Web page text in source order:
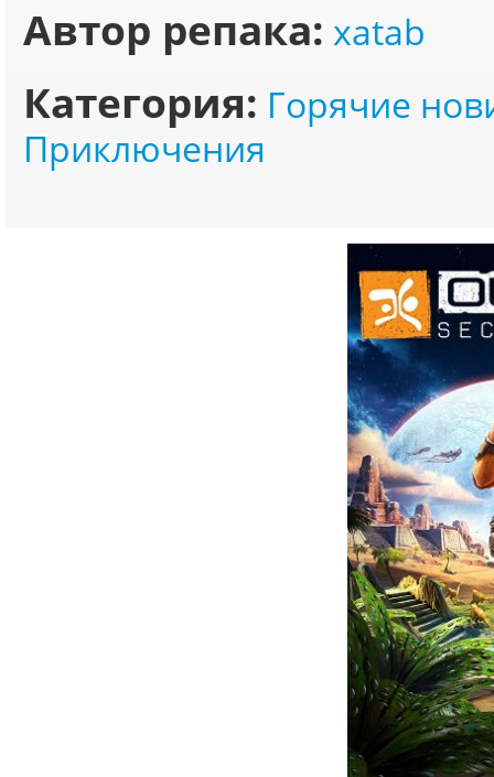
Автор репака: xatab
Категория: Горячие
Приключения